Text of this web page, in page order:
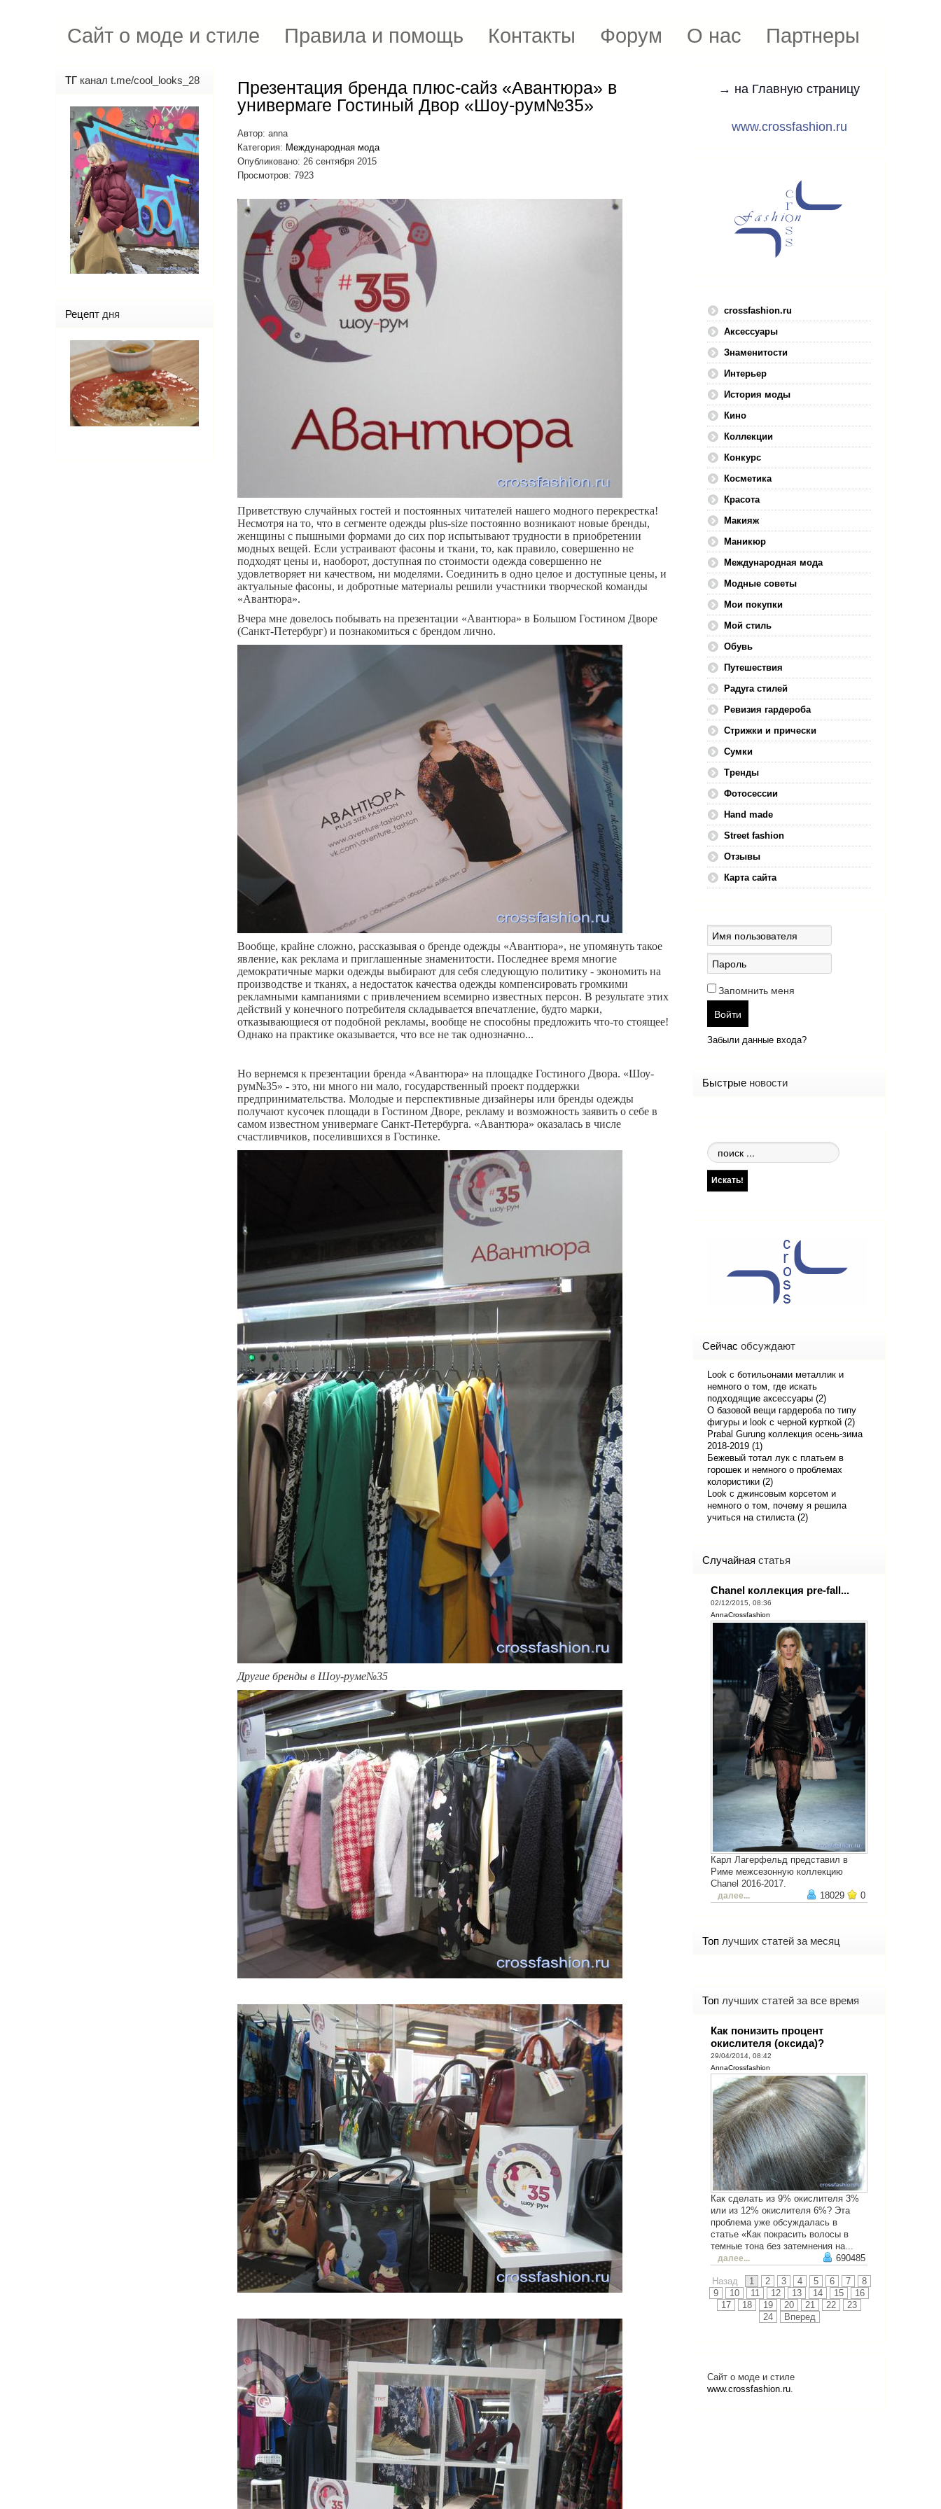
Сайт о моде и стиле Правила и помощь Контакты Форум О нас Партнеры
Презентация бренда плюс-сайз «Авантюра» в
универмаге Гостиный Двор «Шоу-рум№35»
Автор: anna
Категория: Международная мода
Опубликовано: 26 сентября 2015
Просмотров: 7923
Приветствую случайных гостей и постоянных читателей нашего модного перекрестка!
Несмотря на то, что в сегменте одежды plus-size постоянно возникают новые бренды,
женщины с пышными формами до сих пор испытывают трудности в приобретении
модных вещей. Если устраивают фасоны и ткани, то, как правило, совершенно не
подходят цены и, наоборот, доступная по стоимости одежда совершенно не
удовлетворяет ни качеством, ни моделями. Соединить в одно целое и доступные цены, и
актуальные фасоны, и добротные материалы решили участники творческой команды
«Авантюра».
Вчера мне довелось побывать на презентации «Авантюра» в Большом Гостином Дворе
(Санкт-Петербург) и познакомиться с брендом лично.
Вообще, крайне сложно, рассказывая о бренде одежды «Авантюра», не упомянуть такое
явление, как реклама и приглашенные знаменитости. Последнее время многие
демократичные марки одежды выбирают для себя следующую политику - экономить на
производстве и тканях, а недостаток качества одежды компенсировать громкими
рекламными кампаниями с привлечением всемирно известных персон. В результате этих
действий у конечного потребителя складывается впечатление, будто марки,
отказывающиеся от подобной рекламы, вообще не способны предложить что-то стоящее!
Однако на практике оказывается, что все не так однозначно...
Но вернемся к презентации бренда «Авантюра» на площадке Гостиного Двора. «Шоу-
рум№35» - это, ни много ни мало, государственный проект поддержки
предпринимательства. Молодые и перспективные дизайнеры или бренды одежды
получают кусочек площади в Гостином Дворе, рекламу и возможность заявить о себе в
самом известном универмаге Санкт-Петербурга. «Авантюра» оказалась в числе
счастливчиков, поселившихся в Гостинке.
Другие бренды в Шоу-руме№35
ТГ канал t.me/cool_looks_28
Рецепт дня
→ на Главную страницу
www.crossfashion.ru
crossfashion.ru
Аксессуары
Знаменитости
Интерьер
История моды
Кино
Коллекции
Конкурс
Косметика
Красота
Макияж
Маникюр
Международная мода
Модные советы
Мои покупки
Мой стиль
Обувь
Путешествия
Радуга стилей
Ревизия гардероба
Стрижки и прически
Сумки
Тренды
Фотосессии
Hand made
Street fashion
Отзывы
Карта сайта
Запомнить меня
Войти
Забыли данные входа?
Быстрые новости
Поиск
по
сайту
Искать!
Сейчас обсуждают
Look с ботильонами металлик и
немного о том, где искать
подходящие аксессуары (2)
О базовой вещи гардероба по типу
фигуры и look с черной курткой (2)
Prabal Gurung коллекция осень-зима
2018-2019 (1)
Бежевый тотал лук с платьем в
горошек и немного о проблемах
колористики (2)
Look с джинсовым корсетом и
немного о том, почему я решила
учиться на стилиста (2)
Случайная статья
Chanel коллекция pre-fall...
02/12/2015, 08:36
AnnaCrossfashion
Карл Лагерфельд представил в
Риме межсезонную коллекцию
Chanel 2016-2017.
далее... 18029 0
Топ лучших статей за месяц
Топ лучших статей за все время
Как понизить процент
окислителя (оксида)?
29/04/2014, 08:42
AnnaCrossfashion
Как сделать из 9% окислителя 3%
или из 12% окислителя 6%? Эта
проблема уже обсуждалась в
статье «Как покрасить волосы в
темные тона без затемнения на...
далее... 690485
Назад 1 2 3 4 5 6 7
8
9
10 11 12 13 14 15
16
17
18 19 20 21 22
23
24
Вперед
Сайт о моде и стиле
www.crossfashion.ru